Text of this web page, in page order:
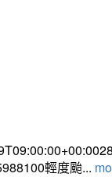
輕度颱...